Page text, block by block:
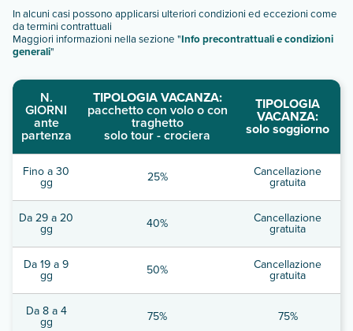
In alcuni casi possono applicarsi ulteriori condizioni ed eccezioni come
da termini contrattuali
Maggiori informazioni nella sezione "Info precontrattuali e condizioni
generali"
N.
GIORNI
ante
partenza
TIPOLOGIA VACANZA:
pacchetto con volo o con
traghetto
solo tour - crociera
TIPOLOGIA
VACANZA:
solo soggiorno
Fino a 30
gg 25% Cancellazione
gratuita
Da 29 a 20
gg 40% Cancellazione
gratuita
Da 19 a 9
gg 50% Cancellazione
gratuita
Da 8 a 4
gg 75% 75%